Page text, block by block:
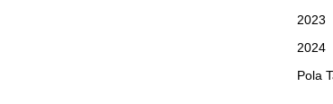
2023
2024
Pola